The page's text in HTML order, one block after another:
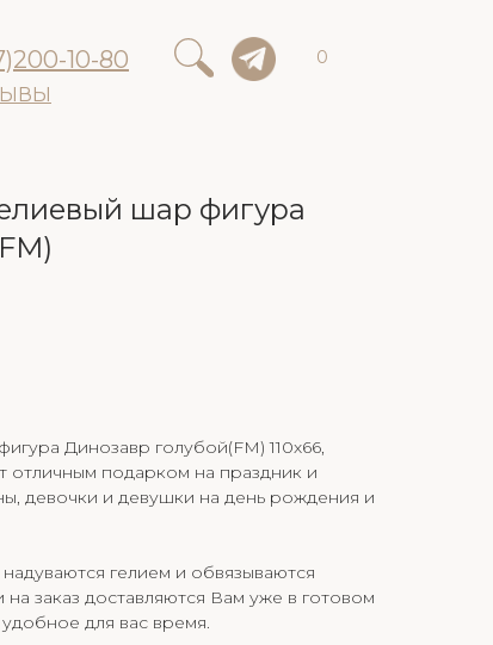
10-80 0
шар фигура
Динозавр голубой(FM) 110х66,
подарком на праздник и
девочки и девушки на день рождения и
гелием и обвязываются
заказ доставляются Вам уже в готовом
для вас время.